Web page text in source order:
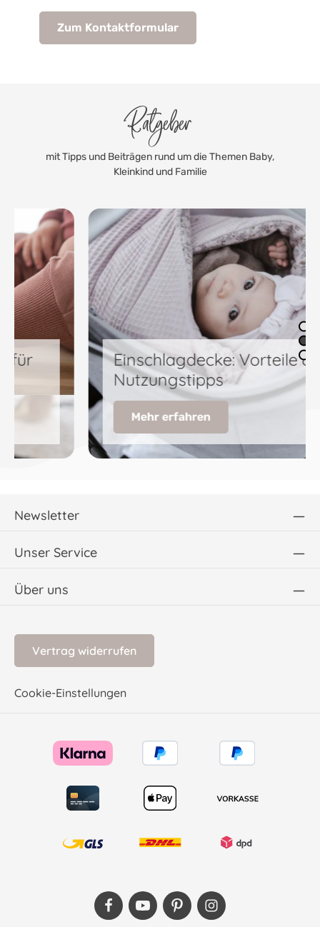
Zum Kontaktformular
Ratgeber
mit Tipps und Beiträgen rund um die Themen Baby,
Kleinkind und Familie
Einschlagdecke: Vorteile &
Nutzungstipps
Mehr erfahren
Newsletter
Unser Service
Über uns
Vertrag widerrufen
Cookie-Einstellungen